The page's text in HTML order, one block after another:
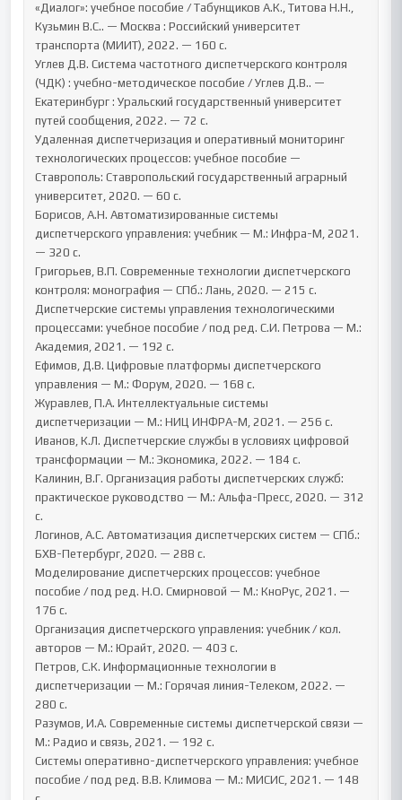
«Диалог»: учебное пособие / Табунщиков А.К., Титова Н.Н.,
Кузьмин В.С.. — Москва : Российский университет
транспорта (МИИТ), 2022. — 160 c.
Углев Д.В. Система частотного диспетчерского контроля
(ЧДК) : учебно-методическое пособие / Углев Д.В.. —
Екатеринбург : Уральский государственный университет
путей сообщения, 2022. — 72 c.
Удаленная диспетчеризация и оперативный мониторинг
технологических процессов: учебное пособие —
Ставрополь: Ставропольский государственный аграрный
университет, 2020. — 60 c.
Борисов, А.Н. Автоматизированные системы
диспетчерского управления: учебник — М.: Инфра-М, 2021.
— 320 с.
Григорьев, В.П. Современные технологии диспетчерского
контроля: монография — СПб.: Лань, 2020. — 215 с.
Диспетчерские системы управления технологическими
процессами: учебное пособие / под ред. С.И. Петрова — М.:
Академия, 2021. — 192 с.
Ефимов, Д.В. Цифровые платформы диспетчерского
управления — М.: Форум, 2020. — 168 с.
Журавлев, П.А. Интеллектуальные системы
диспетчеризации — М.: НИЦ ИНФРА-М, 2021. — 256 с.
Иванов, К.Л. Диспетчерские службы в условиях цифровой
трансформации — М.: Экономика, 2022. — 184 с.
Калинин, В.Г. Организация работы диспетчерских служб:
практическое руководство — М.: Альфа-Пресс, 2020. — 312
с.
Логинов, А.С. Автоматизация диспетчерских систем — СПб.:
БХВ-Петербург, 2020. — 288 с.
Моделирование диспетчерских процессов: учебное
пособие / под ред. Н.О. Смирновой — М.: КноРус, 2021. —
176 с.
Организация диспетчерского управления: учебник / кол.
авторов — М.: Юрайт, 2020. — 403 с.
Петров, С.К. Информационные технологии в
диспетчеризации — М.: Горячая линия-Телеком, 2022. —
280 с.
Разумов, И.А. Современные системы диспетчерской связи —
М.: Радио и связь, 2021. — 192 с.
Системы оперативно-диспетчерского управления: учебное
пособие / под ред. В.В. Климова — М.: МИСИС, 2021. — 148